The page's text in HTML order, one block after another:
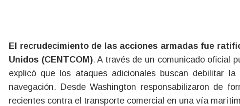
El recrudecimiento de las acciones armadas fue
Unidos (CENTCOM). A través de un comunicado oficial
explicó que los ataques adicionales buscan debilitar
navegación. Desde Washington responsabilizaron de
recientes contra el transporte comercial en una vía